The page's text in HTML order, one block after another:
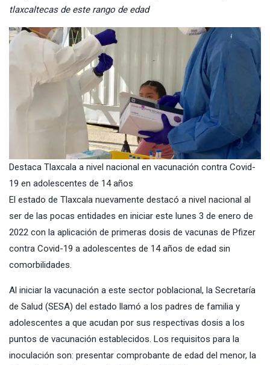
tlaxcaltecas de este rango de edad
Destaca Tlaxcala a nivel nacional en vacunación contra Covid-
19 en adolescentes de 14 años
El estado de Tlaxcala nuevamente destacó a nivel nacional al
ser de las pocas entidades en iniciar este lunes 3 de enero de
2022 con la aplicación de primeras dosis de vacunas de Pfizer
contra Covid-19 a adolescentes de 14 años de edad sin
comorbilidades.
Al iniciar la vacunación a este sector poblacional, la Secretaría
de Salud (SESA) del estado llamó a los padres de familia y
adolescentes a que acudan por sus respectivas dosis a los
puntos de vacunación establecidos. Los requisitos para la
inoculación son: presentar comprobante de edad del menor, la